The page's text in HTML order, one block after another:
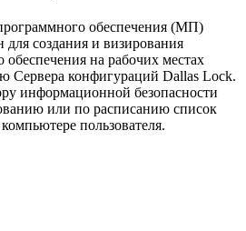
обеспечения (МП)
для создания и визирования
на рабочих местах
Сервера конфигураций Dallas Lock.
информационной безопасности
или по расписанию список
пользователя.